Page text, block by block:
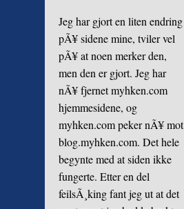
Jeg har gjort en liten endring
pÃ¥ sidene mine, tviler vel
pÃ¥ at noen merker den,
men den er gjort. Jeg har
nÃ¥ fjernet myhken.com
hjemmesidene, og
myhken.com peker nÃ¥ mot
blog.myhken.com. Det hele
begynte med at siden ikke
fungerte. Etter en del
feilsÃ¸king fant jeg ut at det